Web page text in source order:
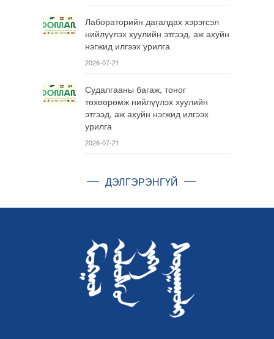
Лабораторийн дагалдах хэрэгсэл
нийлүүлэх хуулийн этгээд, аж ахуйн
нэгжид илгээх урилга
2026-07-21
Судалгааны багаж, тоног
төхөөрөмж нийлүүлэх хуулийн
этгээд, аж ахуйн нэгжид илгээх
урилга
2026-07-21
ДЭЛГЭРЭНГҮЙ